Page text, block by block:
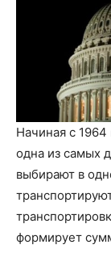
Начиная с
одна из самых
выбирают в
формирует